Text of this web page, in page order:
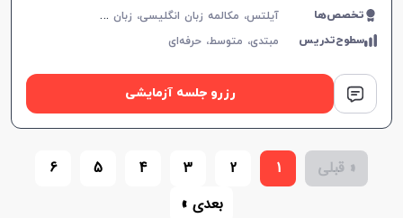
تمام سطوح، بهبود سریع در یادگیری.
تخصص‌ها آ
یلتس، مکالمه زبان انگلیسی، زبان انگلیسی عمومی، گرامر زبان انگلیسی، زبان انگلیسی تجاری، زبان انگلیسی آمریکایی، زبان انگلیسی کنکور سراسری، زبان انگلیسی کنکور کاردانی، زبان انگلیسی کنکور ارشد، زبان انگلیسی کنکور دکتری، زبان انگلیسی هفتم دبیرستان، زبان انگلیسی هشتم دبیرستان، زبان انگلیسی نهم دبیرستان، زبان انگلیسی دهم دبیرستان، زبان انگلیسی یازدهم دبیرستان، زبان انگلیسی دوازدهم دبیرستان، تافل، جی آر ای، دولینگو، تولیمو
سطوح‌تدریس مبتدی، متوسط،حرفه‌ای
رزرو جلسه آزمایشی
« قبلی 1
2
3
4
5
6
بعدی »